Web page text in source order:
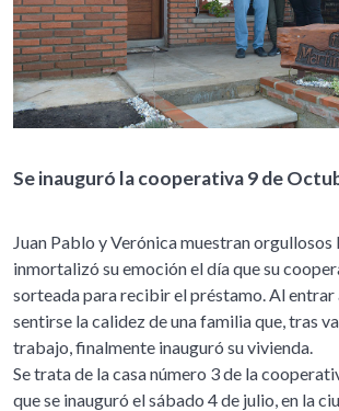
Se inauguró la cooperativa 9 de
Juan Pablo y Verónica muestran
inmortalizó su emoción el día que su
sorteada para recibir el préstamo. Al entrar
sentirse la calidez de una familia que, tras
trabajo, finalmente inauguró su vivienda.
Se trata de la casa número 3 de la
que se inauguró el sábado 4 de julio, en la